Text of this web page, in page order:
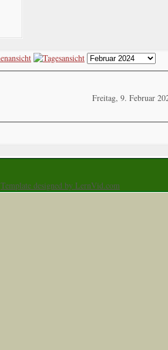
Freitag, 9. Februar
Template designed by LernVid.com